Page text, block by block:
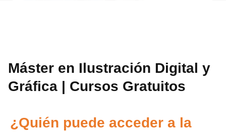
Máster en Ilustración Digital y
Gráfica | Cursos Gratuitos
¿Quién puede acceder a la